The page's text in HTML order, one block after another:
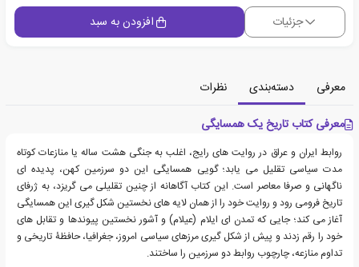
جزئیات افزودن به سبد
معرفی دسته‌بندی
نظرات
معرفی کتاب تاریخ یک همسایگی
روابط ایران و عراق در روایت های رایج، اغلب به جنگی هشت ساله یا منازعات کوتاه
مدت سیاسی تقلیل می یابد؛ گویی همسایگی این دو سرزمین کهن، پدیده ای
ناگهانی و صرفا معاصر است. این کتاب آگاهانه از چنین تقلیلی می گریزد، به ژرفای
تاریخ فرومی رود و روایت خود را از همان لایه های نخستین شکل گیری این همسایگی
آغاز می کند؛ جایی که تمدن‌ ای ایلام (عیلام) و آشور نخستین پیوندها و تقابل های
خود را رقم زدند و پیش از شکل گیری مرزهای سیاسی امروز، جغرافیا، حافظۀ تاریخی و
تداوم منازعه، چارچوب روابط دو سرزمین را ساختند.